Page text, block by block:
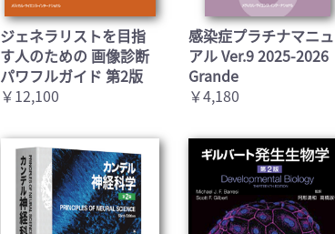
ジェネラリストを目指
す人のための 画像診断
パワフルガイド 第2版
￥12,100
感染症プラチナマニュ
アル Ver.9 2025-2026
Grande
￥4,180